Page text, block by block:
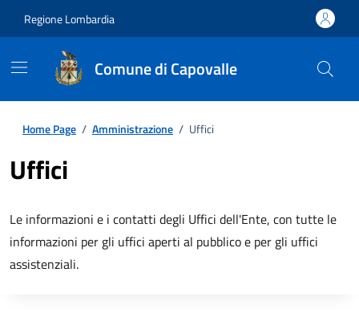
Regione Lombardia
Comune di Capovalle
Home Page / Amministrazione / Uffici
Uffici
Le informazioni e i contatti degli Uffici dell'Ente, con tutte le
informazioni per gli uffici aperti al pubblico e per gli uffici
assistenziali.